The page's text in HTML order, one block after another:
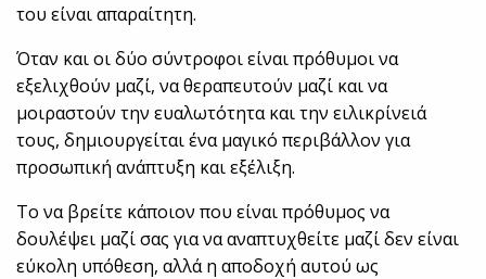
του είναι απαραίτητη.
Όταν και οι δύο σύντροφοι είναι πρόθυμοι να
εξελιχθούν μαζί, να θεραπευτούν μαζί και να
μοιραστούν την ευαλωτότητα και την ειλικρίνειά
τους, δημιουργείται ένα μαγικό περιβάλλον για
προσωπική ανάπτυξη και εξέλιξη.
Το να βρείτε κάποιον που είναι πρόθυμος να
δουλέψει μαζί σας για να αναπτυχθείτε μαζί δεν είναι
εύκολη υπόθεση, αλλά η αποδοχή αυτού ως